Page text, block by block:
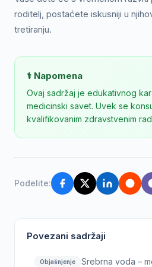
roditelj, postaćete iskusniji u
tretiranju.
⚕️ Napomena
Ovaj sadržaj je edukativnog
medicinski savet. Uvek se
kvalifikovanim zdravstvenim
Podelite:
Povezani sadržaji
Objašnjenje
Srebrna voda –